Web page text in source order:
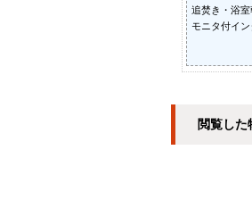
追焚き・浴
モニタ付イ
閲覧した